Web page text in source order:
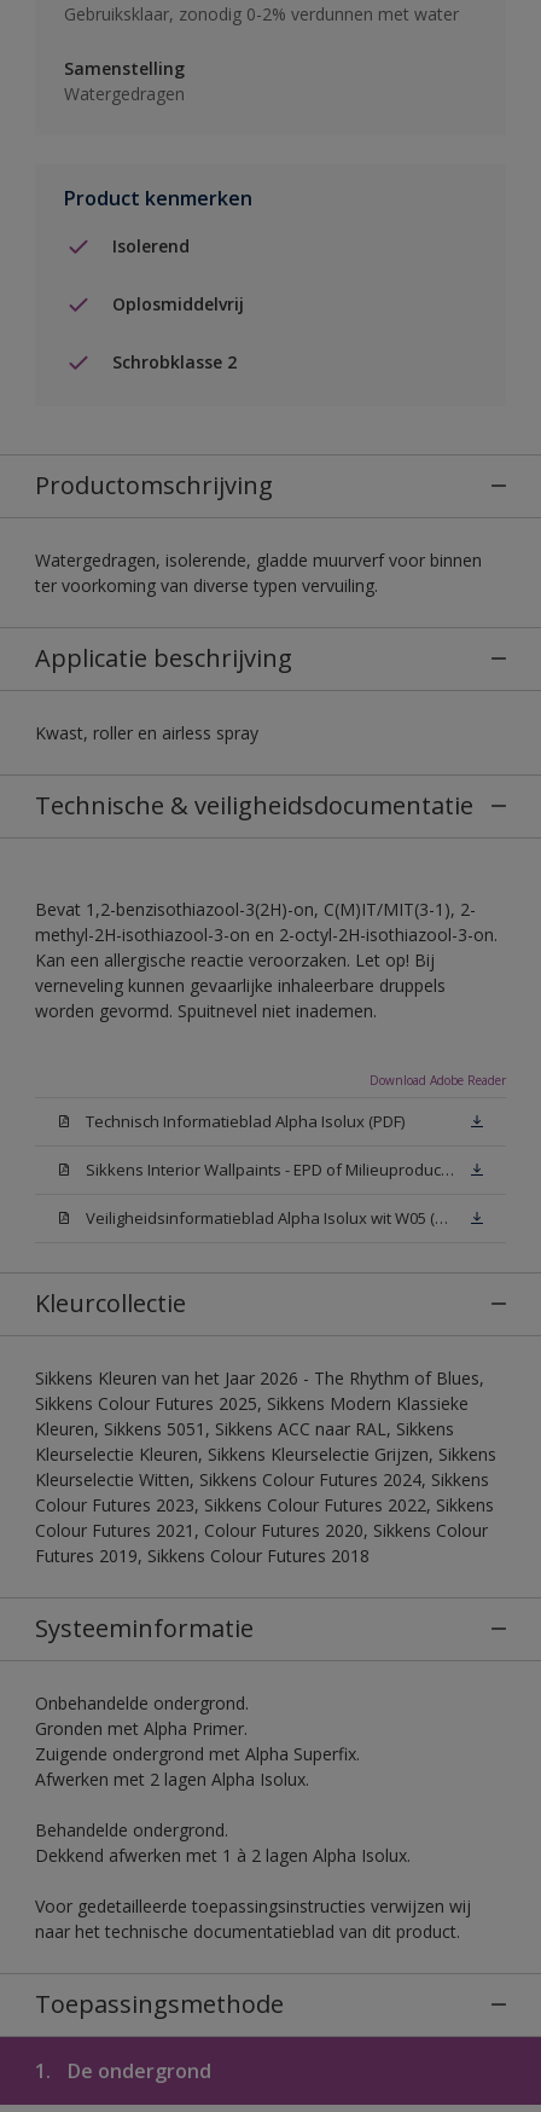
Gebruiksklaar, zonodig 0-2% verdunnen met water
Samenstelling
Watergedragen
Product kenmerken
Isolerend
Oplosmiddelvrij
Schrobklasse 2
Productomschrijving
Watergedragen, isolerende, gladde muurverf voor binnen
ter voorkoming van diverse typen vervuiling.
Applicatie beschrijving
Kwast, roller en airless spray
Technische & veiligheidsdocumentatie
Bevat 1,2-benzisothiazool-3(2H)-on, C(M)IT/MIT(3-1), 2-
methyl-2H-isothiazool-3-on en 2-octyl-2H-isothiazool-3-on.
Kan een allergische reactie veroorzaken. Let op! Bij
verneveling kunnen gevaarlijke inhaleerbare druppels
worden gevormd. Spuitnevel niet inademen.
Download Adobe Reader
Technisch Informatieblad Alpha Isolux (PDF)
Sikkens Interior Wallpaints - EPD of Milieuproductverklaring
Veiligheidsinformatieblad Alpha Isolux wit W05 (SDS)
Kleurcollectie
Sikkens Kleuren van het Jaar 2026 - The Rhythm of Blues,
Sikkens Colour Futures 2025, Sikkens Modern Klassieke
Kleuren, Sikkens 5051, Sikkens ACC naar RAL, Sikkens
Kleurselectie Kleuren, Sikkens Kleurselectie Grijzen, Sikkens
Kleurselectie Witten, Sikkens Colour Futures 2024, Sikkens
Colour Futures 2023, Sikkens Colour Futures 2022, Sikkens
Colour Futures 2021, Colour Futures 2020, Sikkens Colour
Futures 2019, Sikkens Colour Futures 2018
Systeeminformatie
Onbehandelde ondergrond.
Gronden met Alpha Primer.
Zuigende ondergrond met Alpha Superfix.
Afwerken met 2 lagen Alpha Isolux.
Behandelde ondergrond.
Dekkend afwerken met 1 à 2 lagen Alpha Isolux.
Voor gedetailleerde toepassingsinstructies verwijzen wij
naar het technische documentatieblad van dit product.
Toepassingsmethode
1. De ondergrond